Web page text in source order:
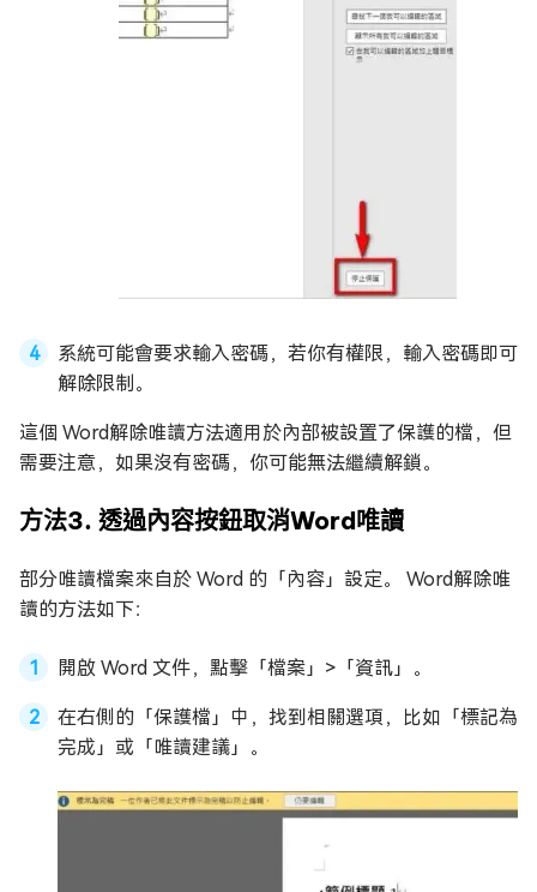
系統可能會要求輸入密碼，若你有權限，輸入密碼即可
解除限制。
這個 Word解除唯讀方法適用於內部被設置了保護的檔，但
需要注意，如果沒有密碼，你可能無法繼續解鎖。
方法3. 透過內容按鈕取消Word唯讀
部分唯讀檔案來自於 Word 的「內容」設定。 Word解除唯
讀的方法如下：
開啟 Word 文件，點擊「檔案」>「資訊」。
在右側的「保護檔」中，找到相關選項，比如「標記為
完成」或「唯讀建議」。